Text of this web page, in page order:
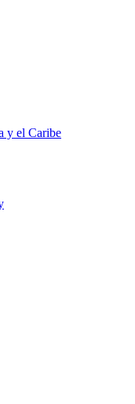
y el Caribe